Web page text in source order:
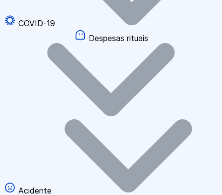
COVID-19
Despesas rituais
Acidente